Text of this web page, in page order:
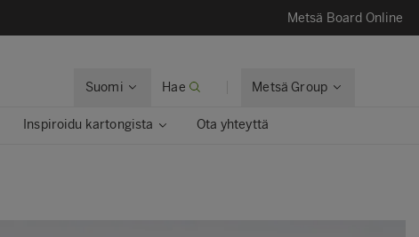
Metsä Board Online
Suomi Hae Metsä Group
Inspiroidu kartongista Ota yhteyttä